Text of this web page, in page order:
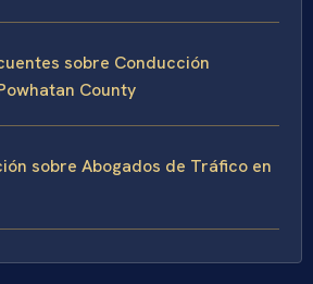
sobre Conducción
County
sobre Abogados de Tráfico en